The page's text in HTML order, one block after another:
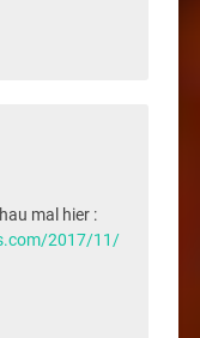
mal hier :
2017/11/